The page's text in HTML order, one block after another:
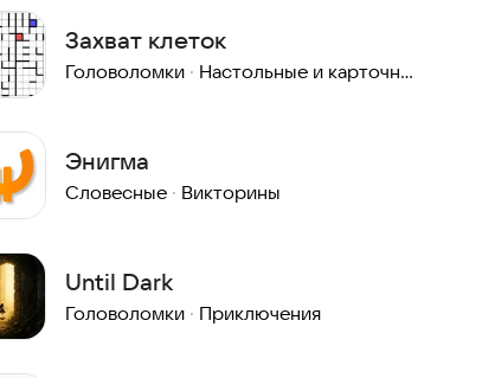
Захват клеток
Головоломки · Настольные и карточные
Энигма
Словесные · Викторины
Until Dark
Головоломки · Приключения